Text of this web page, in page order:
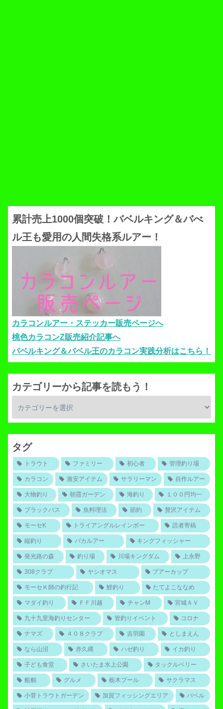
累計売上1000個突破！バベルキング＆バべ
ル王も愛用の人間失格系ルアー！
カラコンルアー・ステッカー販売ページへ
桃色カラコンZ販売紹介記事へ
バベルキング＆バベル王のカラコン実践分析はこちら！
カテゴリーから記事を読もう！
タグ
トラウト ファミリー 初心者 管理釣り場
カラコン 激安アイテム サラリーマン 自作ルアー
大物釣り 朝霞ガーデン 海釣り １００円均一
ブラックバス 魚料理法 節約 贅沢アイテム
モーセK トライアングルレインボー 読者寄稿
縦釣り バカルアー キングフィッシャー
発光路の森 釣り場 川場キングダム 上永野
308クラブ ヤシオマス プアーカップ
モーセＫ師の釣行記 鯉釣り たてよこななめ
マダイ釣り ＦＦ川越 チャンM 宮城ＡＶ
九十九里海釣りセンター 管釣りイベント コロナ
ナマズ ４０８クラブ 吉羽園 としまえん
なら山沼 赤久縄 ハゼ釣り イカ釣り
子ども食堂 さいたま水上公園 タックルベリー
船舶 グルメ 栃木プール サクラマス
小菅トラウトガーデン 加賀フィッシングエリア バベル